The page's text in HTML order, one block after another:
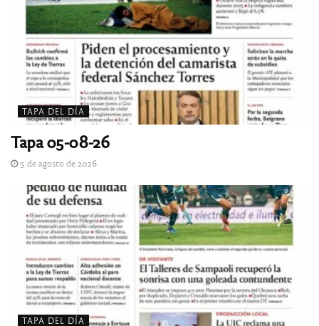
TAPA DEL DÍA
Tapa 05-08-26
5 de agosto de 2026
TAPA DEL DÍA